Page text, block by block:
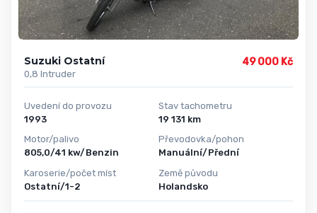
Suzuki Ostatní
0,8 Intruder
49 000 Kč
Uvedení do provozu
1993
Motor/palivo
805,0/41 kw/Benzin
Karoserie/počet míst
Ostatní/1-2
Stav tachometru
19 131 km
Převodovka/pohon
Manuální/Přední
Země původu
Holandsko